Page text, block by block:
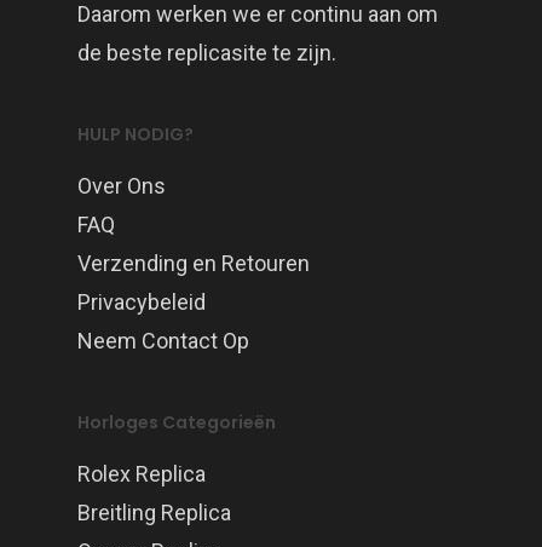
Daarom werken we er continu aan om
de beste replicasite te zijn.
HULP NODIG?
Over Ons
FAQ
Verzending en Retouren
Privacybeleid
Neem Contact Op
Horloges Categorieën
Rolex Replica
Breitling Replica